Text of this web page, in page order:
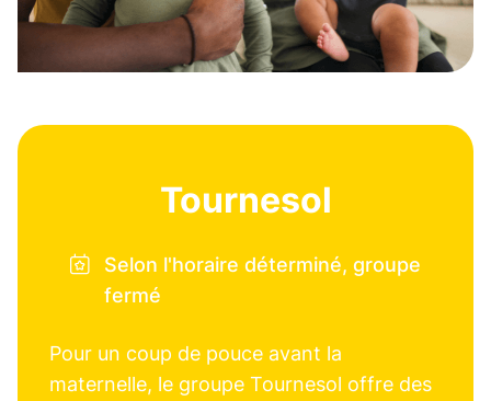
Tournesol
Selon l'horaire déterminé, groupe
fermé
Pour un coup de pouce avant la
maternelle, le groupe Tournesol offre des